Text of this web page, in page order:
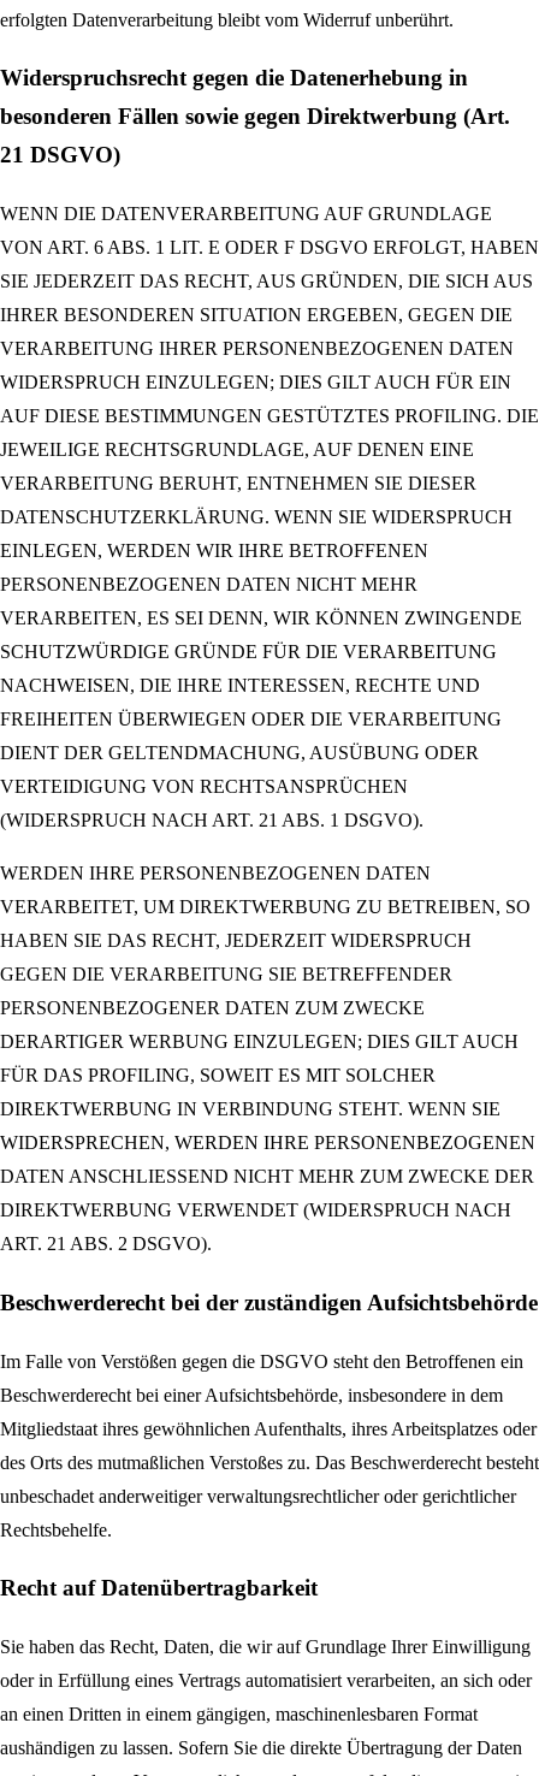
erfolgten Datenverarbeitung bleibt vom Widerruf unberührt.
Widerspruchsrecht gegen die Datenerhebung in
besonderen Fällen sowie gegen Direktwerbung (Art.
21 DSGVO)
WENN DIE DATENVERARBEITUNG AUF GRUNDLAGE
VON ART. 6 ABS. 1 LIT. E ODER F DSGVO ERFOLGT, HABEN
SIE JEDERZEIT DAS RECHT, AUS GRÜNDEN, DIE SICH AUS
IHRER BESONDEREN SITUATION ERGEBEN, GEGEN DIE
VERARBEITUNG IHRER PERSONENBEZOGENEN DATEN
WIDERSPRUCH EINZULEGEN; DIES GILT AUCH FÜR EIN
AUF DIESE BESTIMMUNGEN GESTÜTZTES PROFILING. DIE
JEWEILIGE RECHTSGRUNDLAGE, AUF DENEN EINE
VERARBEITUNG BERUHT, ENTNEHMEN SIE DIESER
DATENSCHUTZERKLÄRUNG. WENN SIE WIDERSPRUCH
EINLEGEN, WERDEN WIR IHRE BETROFFENEN
PERSONENBEZOGENEN DATEN NICHT MEHR
VERARBEITEN, ES SEI DENN, WIR KÖNNEN ZWINGENDE
SCHUTZWÜRDIGE GRÜNDE FÜR DIE VERARBEITUNG
NACHWEISEN, DIE IHRE INTERESSEN, RECHTE UND
FREIHEITEN ÜBERWIEGEN ODER DIE VERARBEITUNG
DIENT DER GELTENDMACHUNG, AUSÜBUNG ODER
VERTEIDIGUNG VON RECHTSANSPRÜCHEN
(WIDERSPRUCH NACH ART. 21 ABS. 1 DSGVO).
WERDEN IHRE PERSONENBEZOGENEN DATEN
VERARBEITET, UM DIREKTWERBUNG ZU BETREIBEN, SO
HABEN SIE DAS RECHT, JEDERZEIT WIDERSPRUCH
GEGEN DIE VERARBEITUNG SIE BETREFFENDER
PERSONENBEZOGENER DATEN ZUM ZWECKE
DERARTIGER WERBUNG EINZULEGEN; DIES GILT AUCH
FÜR DAS PROFILING, SOWEIT ES MIT SOLCHER
DIREKTWERBUNG IN VERBINDUNG STEHT. WENN SIE
WIDERSPRECHEN, WERDEN IHRE PERSONENBEZOGENEN
DATEN ANSCHLIESSEND NICHT MEHR ZUM ZWECKE DER
DIREKTWERBUNG VERWENDET (WIDERSPRUCH NACH
ART. 21 ABS. 2 DSGVO).
Beschwerde­recht bei der zuständigen Aufsichts­behörde
Im Falle von Verstößen gegen die DSGVO steht den Betroffenen ein
Beschwerderecht bei einer Aufsichtsbehörde, insbesondere in dem
Mitgliedstaat ihres gewöhnlichen Aufenthalts, ihres Arbeitsplatzes oder
des Orts des mutmaßlichen Verstoßes zu. Das Beschwerderecht besteht
unbeschadet anderweitiger verwaltungsrechtlicher oder gerichtlicher
Rechtsbehelfe.
Recht auf Daten­übertrag­barkeit
Sie haben das Recht, Daten, die wir auf Grundlage Ihrer Einwilligung
oder in Erfüllung eines Vertrags automatisiert verarbeiten, an sich oder
an einen Dritten in einem gängigen, maschinenlesbaren Format
aushändigen zu lassen. Sofern Sie die direkte Übertragung der Daten